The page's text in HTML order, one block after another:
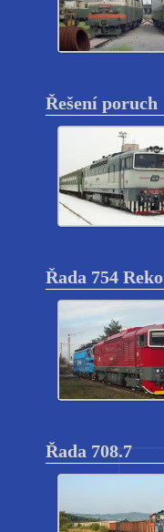
Řešení poruch
Řada 754 Reko
Řada 708.7